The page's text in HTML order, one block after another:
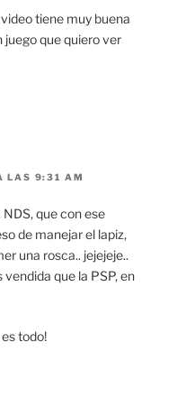
tiene muy buena
juego que quiero ver
LAS 9:31 AM
que con ese
de manejar el lapiz,
una rosca.. jejejeje..
que la PSP, en
todo!